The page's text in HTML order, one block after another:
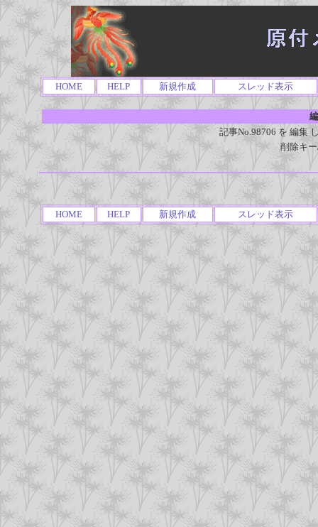
HOME HELP 新規作成 スレッド表示
記事No.98706 を 編集
削除キ
HOME HELP 新規作成 スレッド表示